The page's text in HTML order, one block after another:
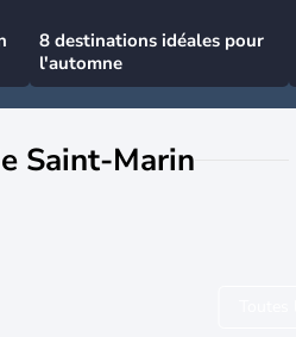
8 destinations idéales pour
l'automne
Saint-Marin